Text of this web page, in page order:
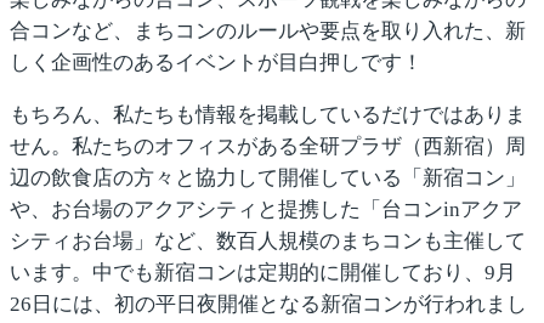
合コンなど、まちコンのルールや要点を取り入れた、新
しく企画性のあるイベントが目白押しです！
もちろん、私たちも情報を掲載しているだけではありま
せん。私たちのオフィスがある全研プラザ（西新宿）周
辺の飲食店の方々と協力して開催している「新宿コン」
や、お台場のアクアシティと提携した「台コンinアクア
シティお台場」など、数百人規模のまちコンも主催して
います。中でも新宿コンは定期的に開催しており、9月
26日には、初の平日夜開催となる新宿コンが行われまし